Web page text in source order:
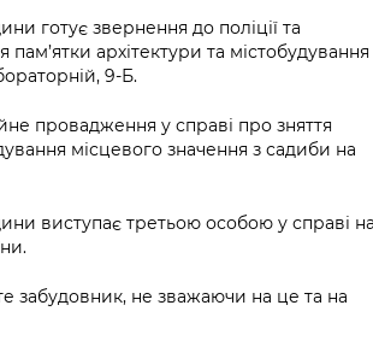
Статистика
Регуляторна діяльність
та медицина
навчальні
міста
Фінанси
експертиза
Громадський
Подати
Проекти
інших актів
готує звернення до поліції та
архітектури та містобудування
9-Б.
провадження у справі про зняття
місцевого значення з садиби на
виступає третьою особою у справі на
забудовник, не зважаючи на це та на